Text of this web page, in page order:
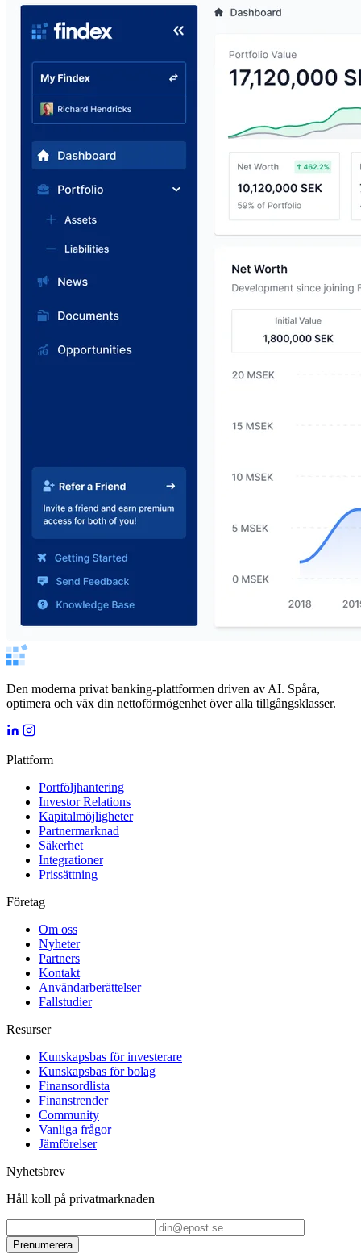
Den moderna privat banking-plattformen driven av AI. Spåra,
optimera och väx din nettoförmögenhet över alla tillgångsklasser.
Plattform
Portföljhantering
Investor Relations
Kapitalmöjligheter
Partnermarknad
Säkerhet
Integrationer
Prissättning
Företag
Om oss
Nyheter
Partners
Kontakt
Användarberättelser
Fallstudier
Resurser
Kunskapsbas för investerare
Kunskapsbas för bolag
Finansordlista
Finanstrender
Community
Vanliga frågor
Jämförelser
Nyhetsbrev
Håll koll på privatmarknaden
Prenumerera